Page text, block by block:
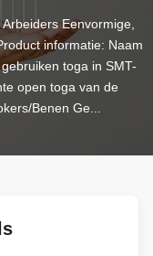
Eenvormige,
informatie: Naam
toga in SMT-
open toga van de
Benen Ge...